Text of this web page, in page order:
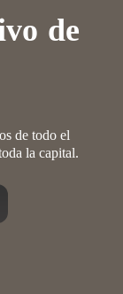
de
de todo el
la capital.